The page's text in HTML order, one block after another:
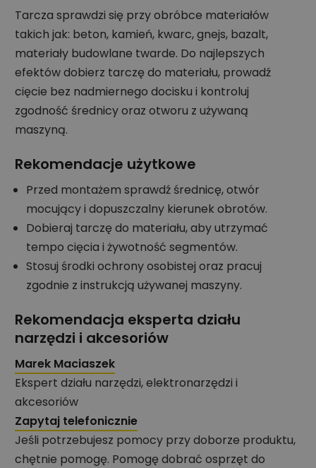
Tarcza sprawdzi się przy obróbce materiałów
takich jak: beton, kamień, kwarc, gnejs, bazalt,
materiały budowlane twarde. Do najlepszych
efektów dobierz tarczę do materiału, prowadź
cięcie bez nadmiernego docisku i kontroluj
zgodność średnicy oraz otworu z używaną
maszyną.
Rekomendacje użytkowe
Przed montażem sprawdź średnicę, otwór
mocujący i dopuszczalny kierunek obrotów.
Dobieraj tarczę do materiału, aby utrzymać
tempo cięcia i żywotność segmentów.
Stosuj środki ochrony osobistej oraz pracuj
zgodnie z instrukcją używanej maszyny.
Rekomendacja eksperta działu
narzędzi i akcesoriów
Marek Maciaszek
Ekspert działu narzędzi, elektronarzędzi i
akcesoriów
Zapytaj telefonicznie
Jeśli potrzebujesz pomocy przy doborze produktu,
chętnie pomogę. Pomogę dobrać osprzęt do